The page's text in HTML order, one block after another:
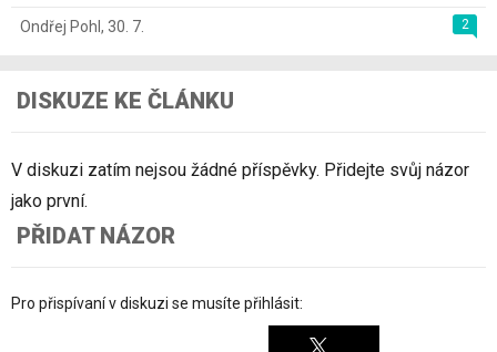
2
Ondřej Pohl , 30. 7.
DISKUZE KE ČLÁNKU
V diskuzi zatím nejsou žádné příspěvky. Přidejte svůj názor
jako první.
PŘIDAT NÁZOR
Pro přispívaní v diskuzi se musíte přihlásit: